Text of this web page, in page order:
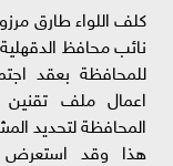
كلف اللواء طارق
نائب محافظ الدقهلية
للمحافظة بعقد
اعمال ملف
المحافظة لتحديد
هذا وقد استعرض